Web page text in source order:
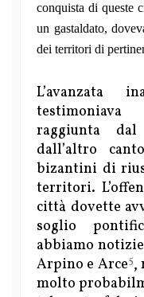
conquista di queste
un gastaldato,
dei territori di
L’avanzata
raggiunta
dall’altro
bizantini di
territori.
città dovette
soglio
abbiamo
Arpino e Arce5,
molto